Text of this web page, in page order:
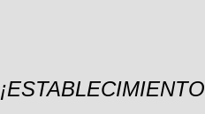
¡ESTABLECIMIENTO